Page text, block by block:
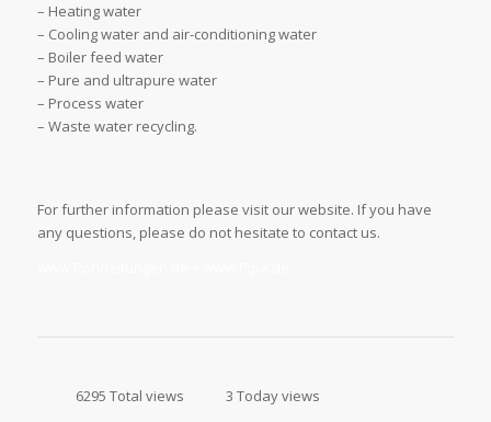
– Heating water
– Cooling water and air-conditioning water
– Boiler feed water
– Pure and ultrapure water
– Process water
– Waste water recycling.
For further information please visit our website. If you have
any questions, please do not hesitate to contact us.
6295 Total views 3 Today views